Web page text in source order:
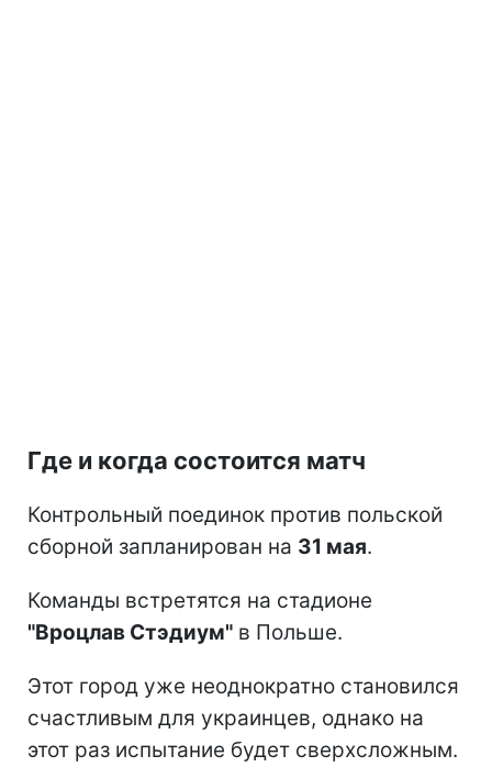
Где и когда состоится матч
Контрольный поединок против польской
сборной запланирован на 31 мая.
Команды встретятся на стадионе
"Вроцлав Стэдиум" в Польше.
Этот город уже неоднократно становился
счастливым для украинцев, однако на
этот раз испытание будет сверхсложным.